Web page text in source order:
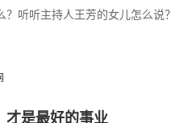
？听听主持人王芳的女儿怎么说？
才是最好的事业